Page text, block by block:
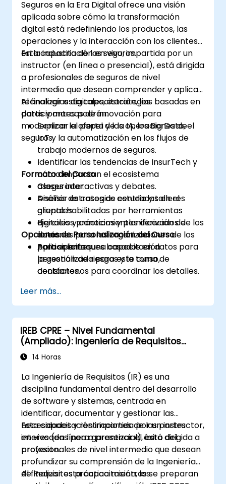
Seguros en la Era Digital ofrece una visión
aplicada sobre cómo la transformación
digital está redefiniendo los productos, las
operaciones y la interacción con los clientes
en la industria de los seguros.
Esta capacitación en vivo, impartida por un
instructor (en línea o presencial), está dirigida
a profesionales de seguros de nivel
intermedio que desean comprender y aplicar
tecnologías digitales, estrategias basadas en
datos y marcos de innovación para
modernizar la oferta y las operaciones de
seguros.
Al finalizar esta capacitación, los
participantes podrán:
Explicar el papel de la IA, los Big Data, el
IoT y la automatización en los flujos de
trabajo modernos de seguros.
Identificar las tendencias de InsurTech y
cómo impactan el ecosistema
asegurador.
Diseñar estrategias centradas en el
cliente habilitadas por herramientas
digitales y conocimientos derivados de los
datos.
Aplicar enfoques basados en datos para
la gestión de riesgos y la toma de
decisiones.
gestión del cambio adecuado para las
aseguradoras.
Evaluar casos de estudio del mundo real y
traducir sus aprendizajes en iniciativas
locales.
Formato del Curso
Clases interactivas y debates.
Análisis de casos de estudio y talleres
grupales.
Ejercicios prácticos y planificación de
acciones para las organizaciones de los
participantes.
Opciones de Personalización del Curso
Para solicitar una capacitación
personalizada para este curso,
contáctenos para coordinar los detalles.
Leer más...
IREB CPRE – Nivel Fundamental
(Ampliado): Ingeniería de Requisitos
Práctica y Preparación para la
Certificación
14 Horas
La Ingeniería de Requisitos (IR) es una
disciplina fundamental dentro del desarrollo
de software y sistemas, centrada en
identificar, documentar y gestionar las
necesidades y restricciones de las partes
interesadas para garantizar el éxito del
proyecto.
Esta capacitación impartida por un instructor,
en vivo (en línea o presencial), está dirigida a
profesionales de nivel intermedio que desean
profundizar su comprensión de la Ingeniería
de Requisitos práctica mientras se preparan
Al finalizar esta capacitación, los